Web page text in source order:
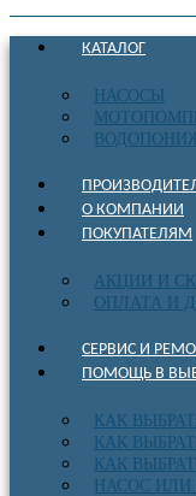
КАТАЛОГ
НАСОСЫ
О КОМПАНИИ
ПОКУПАТЕЛЯМ
АКЦИИ И
ОПЛАТА И
СЕРВИС И
ПОМОЩЬ В
КАК
КАК
КАК
НАСОС